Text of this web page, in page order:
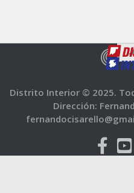
Distrito Interior © 2025.
Dirección: